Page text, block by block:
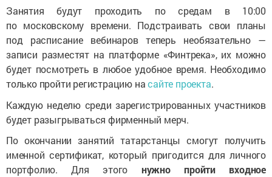
Занятия будут проходить по средам в 10:00
по московскому времени. Подстраивать свои планы
под расписание вебинаров теперь необязательно —
записи разместят на платформе «Финтрека», их можно
будет посмотреть в любое удобное время. Необходимо
только пройти регистрацию насайте проекта.
Каждую неделю среди зарегистрированных участников
будет разыгрываться фирменный мерч.
По окончании занятий татарстанцы смогут получить
именной сертификат, который пригодится для личного
портфолио. Для этого нужно пройти входное